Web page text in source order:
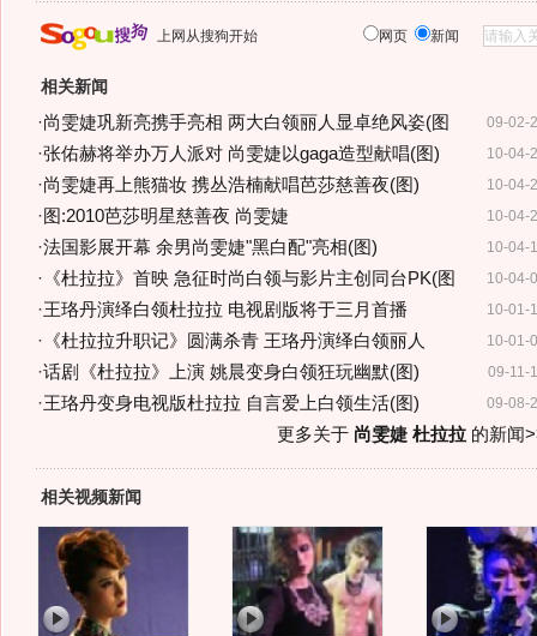
上网从搜狗开始 网页 新闻
相关新闻
09-02-
·尚雯婕巩新亮携手亮相 两大白领丽人显卓绝风姿(图
10-04-
·张佑赫将举办万人派对 尚雯婕以gaga造型献唱(图)
10-04-
·尚雯婕再上熊猫妆 携丛浩楠献唱芭莎慈善夜(图)
10-04-
· 图:2010芭莎明星慈善夜 尚雯婕
10-04-
·法国影展开幕 余男尚雯婕"黑白配"亮相(图)
10-04-
· 《杜拉拉》首映 急征时尚白领与影片主创同台PK(图
10-01-
·王珞丹演绎白领杜拉拉 电视剧版将于三月首播
10-01-
· 《杜拉拉升职记》圆满杀青 王珞丹演绎白领丽人
09-11-
·话剧《杜拉拉》上演 姚晨变身白领狂玩幽默(图)
09-08-
·王珞丹变身电视版杜拉拉 自言爱上白领生活(图)
更多关于 尚雯婕 杜拉拉的新闻
相关视频新闻